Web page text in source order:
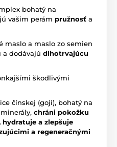
bohatý na
vašim perám pružnosť a
maslo a maslo zo semien
a dodávajú dlhotrvajúcu
škodlivými
čínskej (goji), bohatý na
chráni pokožku
a zlepšuje
a regeneračnými